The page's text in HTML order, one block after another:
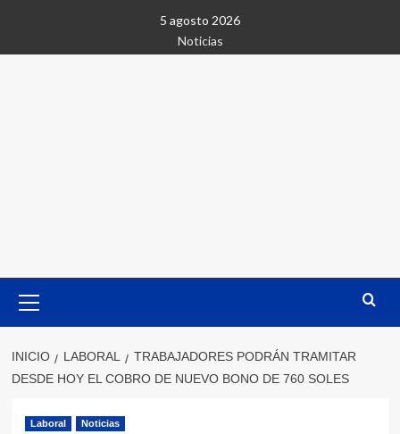
contenido
5 agosto 2026
Noticias
primario
INICIO LABORAL
TRABAJADORES PODRÁN TRAMITAR
DESDE HOY EL COBRO DE NUEVO BONO DE 760 SOLES
Laboral Noticias